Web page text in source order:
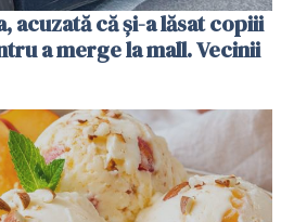
acuzată că și-a lăsat copiii
a merge la mall. Vecinii